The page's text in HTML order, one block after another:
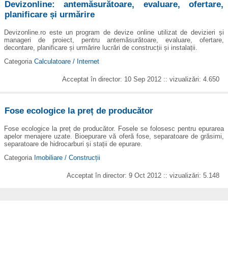
Devizonline: antemăsurătoare, evaluare, ofertare,
planificare și urmărire
Devizonline.ro este un program de devize online utilizat de devizieri și
manageri de proiect, pentru antemăsurătoare, evaluare, ofertare,
decontare, planificare și urmărire lucrări de construcții și instalații.
Categoria Calculatoare / Internet
Acceptat în director: 10 Sep 2012 :: vizualizări: 4.650
Fose ecologice la preț de producător
Fose ecologice la preț de producător. Fosele se folosesc pentru epurarea
apelor menajere uzate. Bioepurare vă oferă fose, separatoare de grăsimi,
separatoare de hidrocarburi și stații de epurare.
Categoria Imobiliare / Construcții
Acceptat în director: 9 Oct 2012 :: vizualizări: 5.148